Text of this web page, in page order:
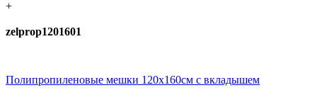
+
zelprop1201601
Полипропиленовые мешки 120х160см с вкладышем